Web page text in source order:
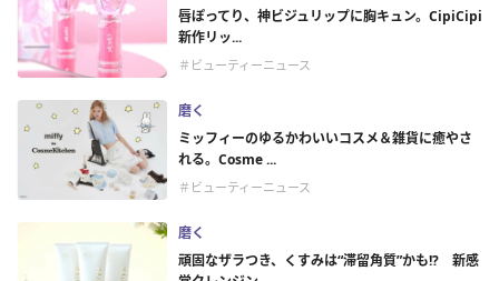
唇ぽってり、神ビジュリップに胸キュン。CipiCipi
新作リッ...
＃ビューティーニュース
磨く
ミッフィーのゆるかわいいコスメ＆雑貨に癒やさ
れる。Cosme ...
＃ビューティーニュース
磨く
頑固なザラつき、くすみは“滞留角質”かも!? 新感